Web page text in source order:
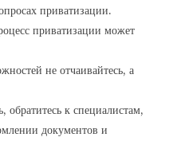
приватизации.
приватизации может
не отчаивайтесь, а
обратитесь к специалистам,
документов и